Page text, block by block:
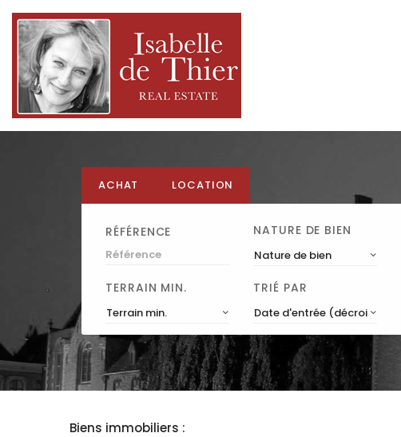
ACHAT LOCATION
RÉFÉRENCE NATURE DE BIEN
Nature de bien
TERRAIN MIN.
Terrain min.
TRIÉ PAR
Date d'entrée (décroissant)
Biens immobiliers :